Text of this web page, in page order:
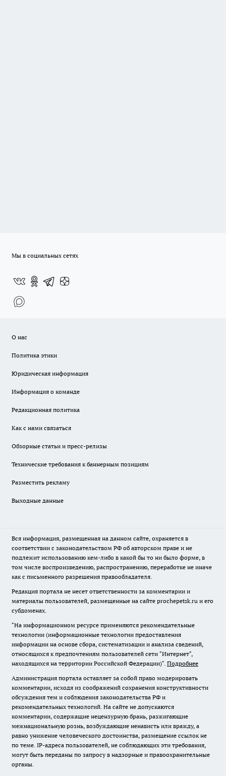
Мы в социальных сетях
О нас
Политика этики
Юридическая информация
Информация о команде
Редакционная политика
Как с нами связаться
Обзорные статьи и пресс-релизы
Технические требования к баннерным позициям
Разместить рекламу
Выходные данные
Вся информация, размещенная на данном сайте, охраняется в
соответствии с законодательством РФ об авторском праве и не
подлежит использованию кем-либо в какой бы то ни было форме, в
том числе воспроизведению, распространению, переработке не иначе
как с письменного разрешения правообладателя.
Редакция портала не несет ответственности за комментарии и
материалы пользователей, размещенные на сайте prochepetsk.ru и его
субдоменах.
"На информационном ресурсе применяются рекомендательные
технологии (информационные технологии предоставления
информации на основе сбора, систематизации и анализа сведений,
относящихся к предпочтениям пользователей сети "Интернет",
находящихся на территории Российской Федерации)". Подробнее
Администрация портала оставляет за собой право модерировать
комментарии, исходя из соображений сохранения конструктивности
обсуждения тем и соблюдения законодательства РФ и
рекомендательных технологий. На сайте не допускаются
комментарии, содержащие нецензурную брань, разжигающие
межнациональную рознь, возбуждающие ненависть или вражду, а
равно унижение человеческого достоинства, размещение ссылок не
по теме. IP-адреса пользователей, не соблюдающих эти требования,
могут быть переданы по запросу в надзорные и правоохранительные
органы.